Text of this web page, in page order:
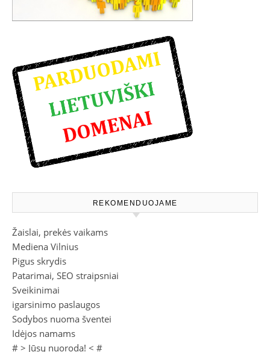
REKOMENDUOJAME
Žaislai, prekės vaikams
Mediena Vilnius
Pigus skrydis
Patarimai, SEO straipsniai
Sveikinimai
igarsinimo paslaugos
Sodybos nuoma šventei
Idėjos namams
# > Jūsų nuoroda! < #